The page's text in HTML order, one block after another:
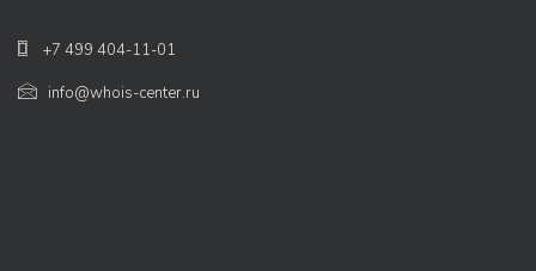
+7 499 404-11-01
info@whois-center.ru